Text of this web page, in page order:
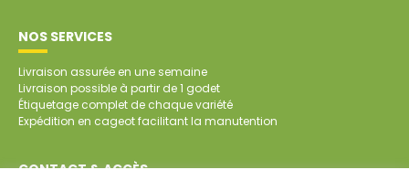
NOS SERVICES
Livraison assurée en une semaine
Livraison possible à partir de 1 godet
Étiquetage complet de chaque variété
Expédition en cageot facilitant la manutention
CONTACT & ACCÈS